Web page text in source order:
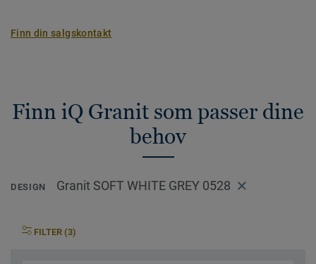
Finn din salgskontakt
Finn iQ Granit som passer dine
behov
DESIGN Granit SOFT WHITE GREY 0528
FILTER (3)